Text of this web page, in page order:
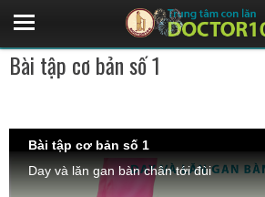
Bài tập cơ bản số 1
Bài tập cơ bản số 1
Day và lăn gan bàn chân tới đùi